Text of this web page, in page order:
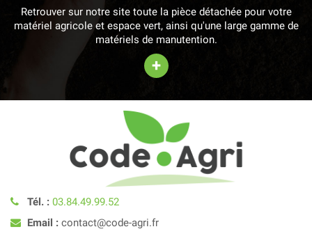
Retrouver sur notre site toute la pièce détachée pour votre
matériel agricole et espace vert, ainsi qu'une large gamme de
matériels de manutention.
+
Tél. : 03.84.49.99.52
Email : contact@code-agri.fr